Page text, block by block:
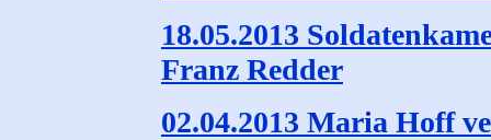
18.05.2013
Franz Redder
02.04.2013 Maria Hoff